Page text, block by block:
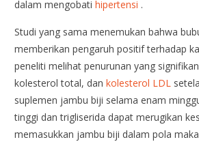
dalam mengobatihipertensi .
Studi yang sama menemukan bahwa
memberikan pengaruh positif terhadap
peneliti melihat penurunan yang
kolesterol total, dankolesterol LDL
suplemen jambu biji selama enam
tinggi dan trigliserida dapat merugikan
memasukkan jambu biji dalam pola